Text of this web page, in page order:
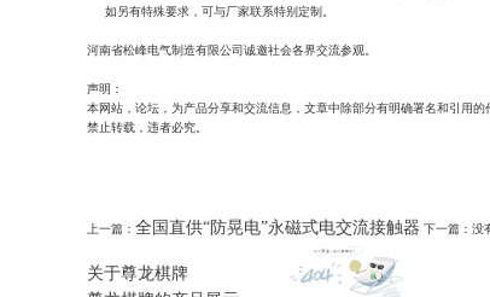
如另有特殊要求，可与厂家联系特别定制。
河南省松峰电气制造有限公司诚邀社会各界交流参观。
声明：
本网站，论坛，为产品分享和交流信息，文章中除部分有明确署名和引用
禁止转载，违者必究。
上一篇： 全国直供“防晃电”永磁式电交流接触器 下一篇：没
关于尊龙棋牌